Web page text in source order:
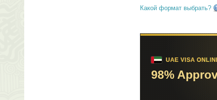
Какой формат выбрать?